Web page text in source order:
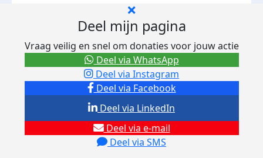
Deel mijn pagina
Vraag veilig en snel om donaties voor jouw actie
Deel via Facebook
Deel via Instagram
Deel via e-mail
Deel via SMS
Deel via LinkedIn
Deel via WhatsApp